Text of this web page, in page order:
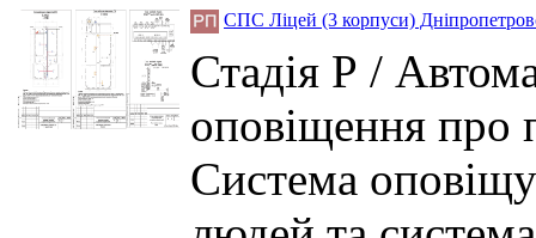
СПС Ліцей (3 корпуси)
Стадія Р /
оповіщення про
Система